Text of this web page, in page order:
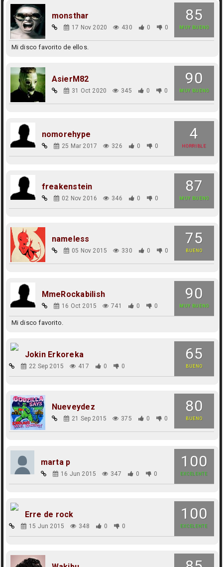
85
MUY BUENO
monsthar
17 Nov 2020 430 0 0
Mi disco favorito de ellos.
90
MUY BUENO
AsierM82
31 Oct 2020 345 0 0
4
HORRIBLE
nomorehype
25 Mar 2017 326 0 0
87
MUY BUENO
freakenstein
02 Nov 2016 346 0 0
75
BUENO
nameless
05 Nov 2015 330 0 0
90
MUY BUENO
MmeRockabilish
16 Oct 2015 741 0 0
Mi disco favorito.
65
BUENO
Jokin Erkoreka
22 Sep 2015 417 0 0
80
BUENO
Nueveydez
21 Sep 2015 375 0 0
100
EXCELENTE
marta p
16 Jun 2015 347 0 0
100
EXCELENTE
Erre de rock
15 Jun 2015 348 0 0